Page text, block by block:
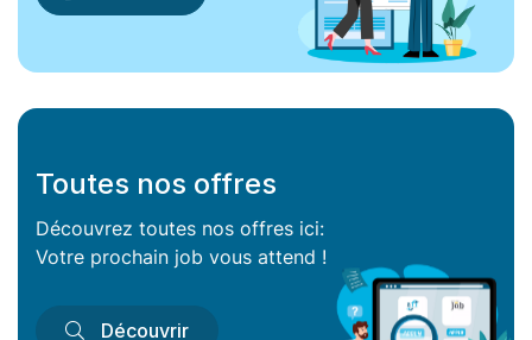
Toutes nos offres
Découvrez toutes nos offres ici:
Votre prochain job vous attend !
Découvrir